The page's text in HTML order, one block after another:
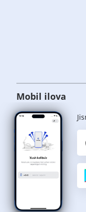
Mobil ilova